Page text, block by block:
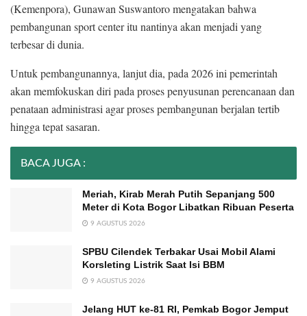
(Kemenpora), Gunawan Suswantoro mengatakan bahwa
pembangunan sport center itu nantinya akan menjadi yang
terbesar di dunia.
Untuk pembangunannya, lanjut dia, pada 2026 ini pemerintah
akan memfokuskan diri pada proses penyusunan perencanaan dan
penataan administrasi agar proses pembangunan berjalan tertib
hingga tepat sasaran.
BACA JUGA :
Meriah, Kirab Merah Putih Sepanjang 500
Meter di Kota Bogor Libatkan Ribuan Peserta
9 AGUSTUS 2026
SPBU Cilendek Terbakar Usai Mobil Alami
Korsleting Listrik Saat Isi BBM
9 AGUSTUS 2026
Jelang HUT ke-81 RI, Pemkab Bogor Jemput